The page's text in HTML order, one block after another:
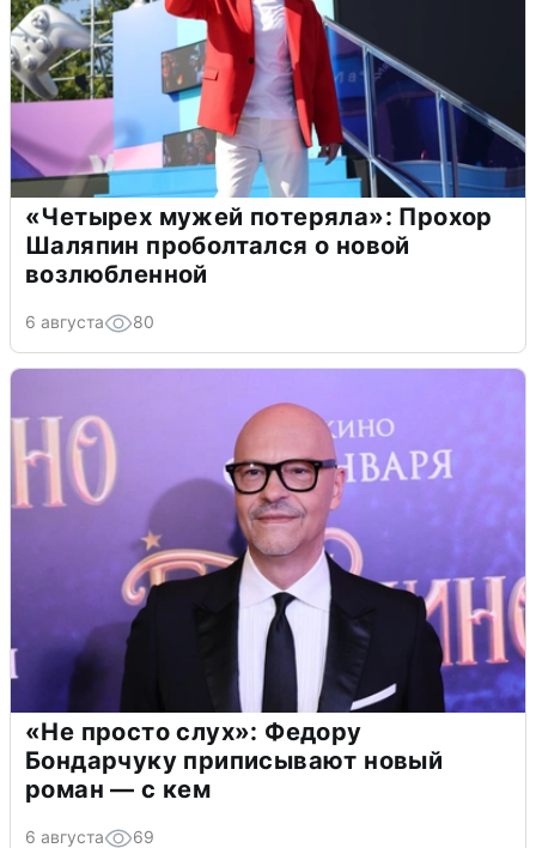
«Четырех мужей потеряла»: Прохор
Шаляпин проболтался о новой
возлюбленной
6 августа 80
«Не просто слух»: Федору
Бондарчуку приписывают новый
роман — с кем
6 августа 69